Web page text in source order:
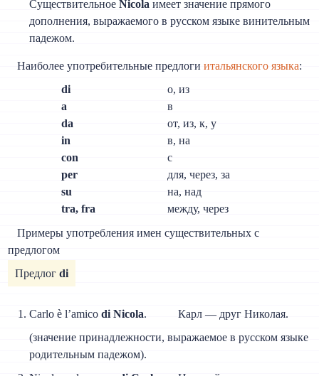
СуществительноеNicola имеет значение прямого
дополнения, выражаемого в русском языке винительным
падежом.
Наиболее употребительные предлоги итальянского языка:
di
о, из
а
в
da
от, из, к, у
in
в, на
con
с
per
для, через, за
su
на, над
tra, fra
между, через
Примеры употребления имен существительных с
предлогом
Предлогdi
Carlo è l’amicodi Nicola.
Карл — друг Николая.
(значение принадлежности, выражаемое в русском языке
родительным падежом).